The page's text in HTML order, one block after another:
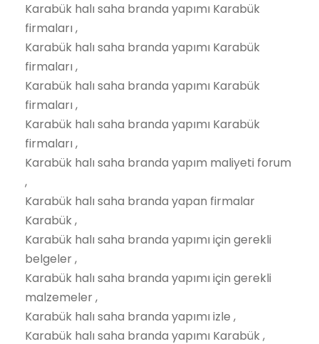
Karabük halı saha branda yapımı Karabük
firmaları ,
Karabük halı saha branda yapımı Karabük
firmaları ,
Karabük halı saha branda yapımı Karabük
firmaları ,
Karabük halı saha branda yapımı Karabük
firmaları ,
Karabük halı saha branda yapım maliyeti forum
,
Karabük halı saha branda yapan firmalar
Karabük ,
Karabük halı saha branda yapımı için gerekli
belgeler ,
Karabük halı saha branda yapımı için gerekli
malzemeler ,
Karabük halı saha branda yapımı izle ,
Karabük halı saha branda yapımı Karabük ,